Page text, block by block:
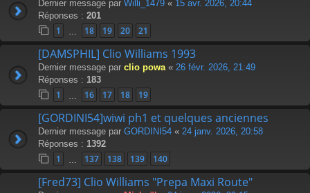
Dernier message par Willi_1479 « 15 avr. 2026, 20:44
Réponses : 201
1 18 19 20 21
[DAMSPHIL] Clio Williams 1993
Dernier message par clio powa « 26 févr. 2026, 21:49
Réponses : 183
1 16 17 18 19
[GORDINI54]wiwi ph1 et quelques anciennes
Dernier message par GORDINI54 « 24 janv. 2026, 20:58
Réponses : 1392
1 137 138 139 140
[Fred73] Clio Williams "Prepa Maxi Route"